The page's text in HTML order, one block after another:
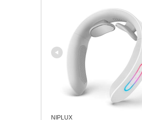
NIPLUX